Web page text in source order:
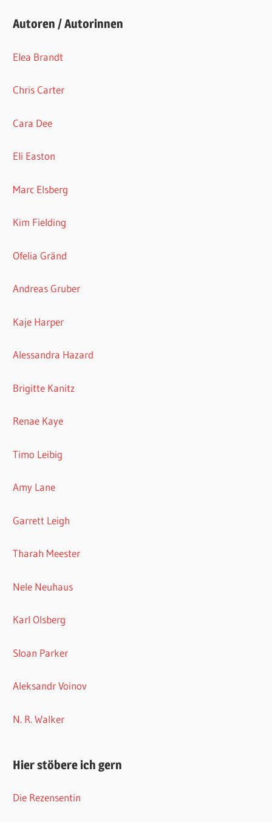
Autoren / Autorinnen
Elea Brandt
Chris Carter
Cara Dee
Eli Easton
Marc Elsberg
Kim Fielding
Ofelia Gränd
Andreas Gruber
Kaje Harper
Alessandra Hazard
Brigitte Kanitz
Renae Kaye
Timo Leibig
Amy Lane
Garrett Leigh
Tharah Meester
Nele Neuhaus
Karl Olsberg
Sloan Parker
Aleksandr Voinov
N. R. Walker
Hier stöbere ich gern
Die Rezensentin